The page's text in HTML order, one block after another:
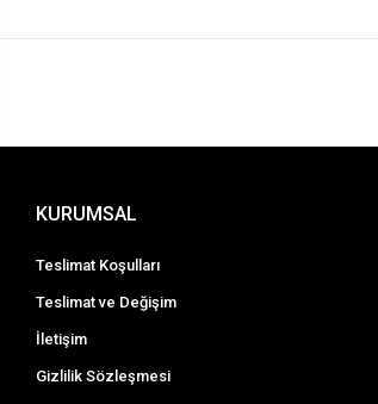
KURUMSAL
Teslimat Koşulları
Teslimat ve Değişim
İletişim
Gizlilik Sözleşmesi